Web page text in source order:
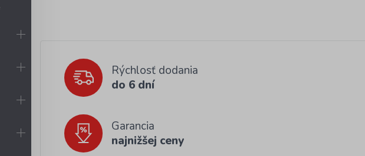
Rýchlosť dodania
do 6 dní
Garancia
najnižšej ceny